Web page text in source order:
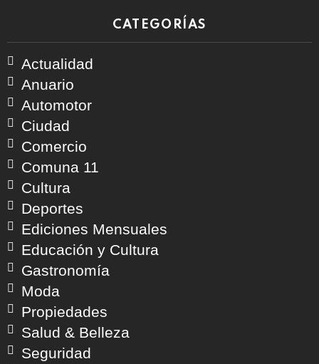
CATEGORÍAS
Actualidad
Anuario
Automotor
Ciudad
Comercio
Comuna 11
Cultura
Deportes
Ediciones Mensuales
Educación y Cultura
Gastronomía
Moda
Propiedades
Salud & Belleza
Seguridad